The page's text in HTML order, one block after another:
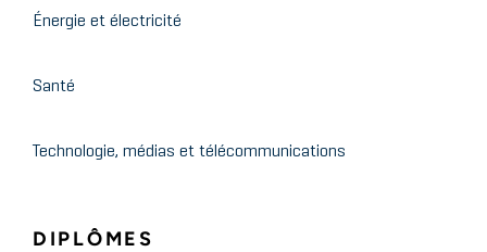
Licensing Executives Society (LES)
connaissances et des
Énergie et électricité
Santé
Technologie, médias et télécommunications
DIPLÔMES